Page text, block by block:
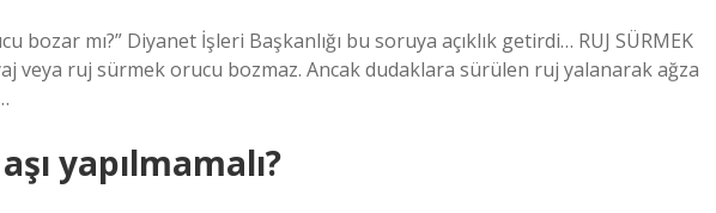
bozar mı?” Diyanet İşleri Başkanlığı bu soruya açıklık getirdi… RUJ SÜRMEK
veya ruj sürmek orucu bozmaz. Ancak dudaklara sürülen ruj yalanarak ağza
yapılmamalı?